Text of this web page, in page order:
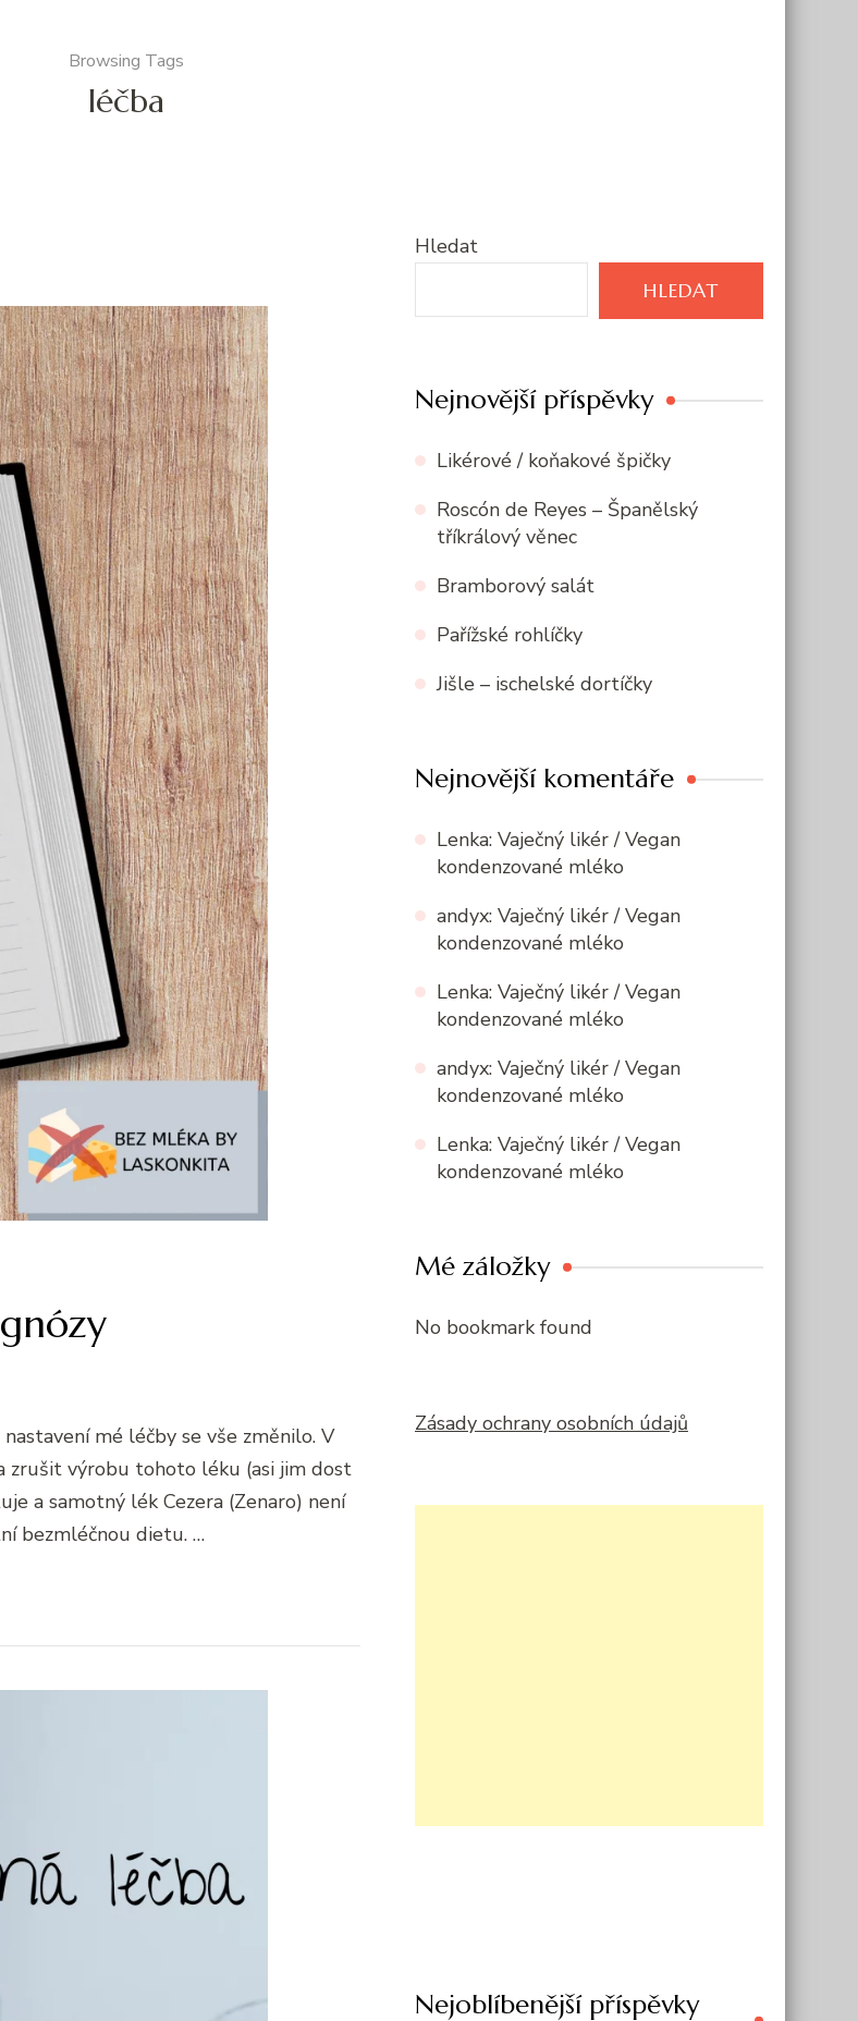
Browsing Tags
léčba
mé léčby se vše změnilo. V
zrušit výrobu tohoto léku (asi jim dost
a samotný lék Cezera (Zenaro) není
bezmléčnou dietu. …
Hledat
HLEDAT
Nejnovější příspěvky
Likérové / koňakové špičky
Roscón de Reyes – Španělský
tříkrálový věnec
Bramborový salát
Pařížské rohlíčky
Jišle – ischelské dortíčky
Nejnovější komentáře
Lenka: Vaječný likér / Vegan
kondenzované mléko
andyx: Vaječný likér / Vegan
kondenzované mléko
Lenka: Vaječný likér / Vegan
kondenzované mléko
andyx: Vaječný likér / Vegan
kondenzované mléko
Lenka: Vaječný likér / Vegan
kondenzované mléko
Mé záložky
No bookmark found
Zásady ochrany osobních údajů
Nejoblíbenější příspěvky